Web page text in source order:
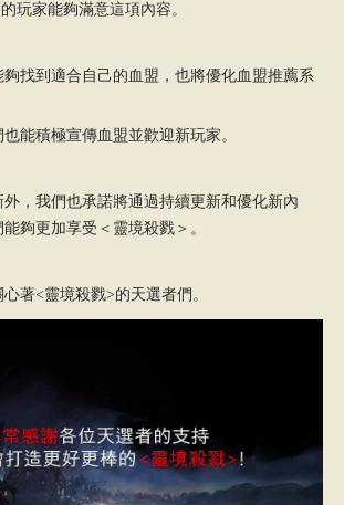
玩家能夠滿意這項內容。
找到適合自己的血盟，也將優化血盟推薦系
能積極宣傳血盟並歡迎新玩家。
，我們也承諾將通過持續更新和優化新內
夠更加享受＜靈境殺戮＞。
著<靈境殺戮>的天選者們。